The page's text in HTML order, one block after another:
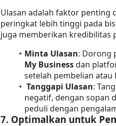
Ulasan adalah faktor penting
peringkat lebih tinggi pada
juga memberikan kredibilitas
Minta Ulasan: Dorong
My Business dan
setelah pembelian atau
Tanggapi Ulasan:
negatif, dengan sopan
peduli dengan
7. Optimalkan untuk